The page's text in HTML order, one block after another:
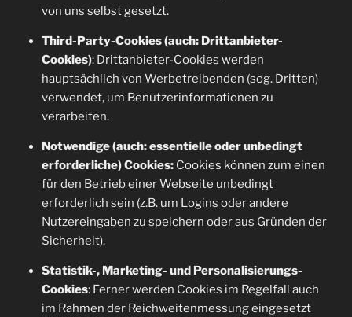
von uns selbst gesetzt.
Third-Party-Cookies (auch: Drittanbieter-
Cookies): Drittanbieter-Cookies werden
hauptsächlich von Werbetreibenden (sog. Dritten)
verwendet, um Benutzerinformationen zu
verarbeiten.
Notwendige (auch: essentielle oder unbedingt
erforderliche) Cookies:Cookies können zum einen
für den Betrieb einer Webseite unbedingt
erforderlich sein (z.B. um Logins oder andere
Nutzereingaben zu speichern oder aus Gründen der
Sicherheit).
Statistik-, Marketing- und Personalisierungs-
Cookies: Ferner werden Cookies im Regelfall auch
im Rahmen der Reichweitenmessung eingesetzt